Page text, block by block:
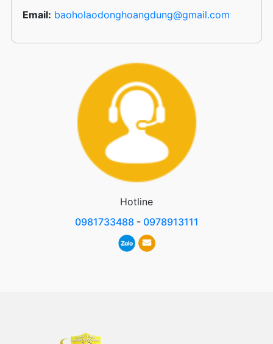
Email: baoholaodonghoangdung@gmail.com
Hotline
0981733488- 0978913111